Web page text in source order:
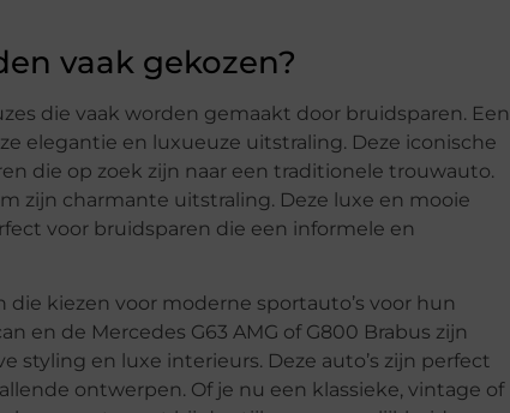
vaak gekozen?
die vaak worden gemaakt door bruidsparen. Een
elegantie en luxueuze uitstraling. Deze iconische
die op zoek zijn naar een traditionele trouwauto.
zijn charmante uitstraling. Deze luxe en mooie
voor bruidsparen die een informele en
die kiezen voor moderne sportauto’s voor hun
en de Mercedes G63 AMG of G800 Brabus zijn
styling en luxe interieurs. Deze auto’s zijn perfect
ontwerpen. Of je nu een klassieke, vintage of